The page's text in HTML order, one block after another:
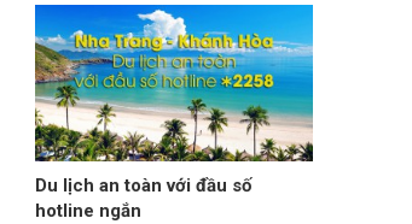
Du lịch an toàn với đầu số
hotline ngắn